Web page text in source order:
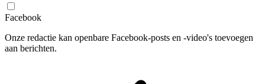
Facebook
Onze redactie kan openbare Facebook-posts en -video's toevoegen
aan berichten.